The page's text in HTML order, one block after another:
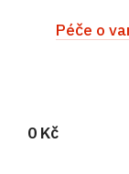
Péče o
0 Kč